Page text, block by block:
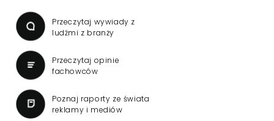
Przeczytaj wywiady z
ludźmi z branży
Przeczytaj opinie
fachowców
Poznaj raporty ze świata
reklamy i mediów